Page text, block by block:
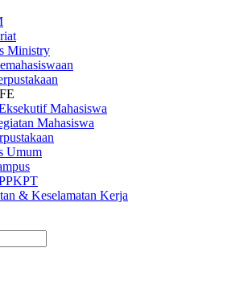
Ministry
Mahasiswa
Mahasiswa
Umum
& Keselamatan Kerja